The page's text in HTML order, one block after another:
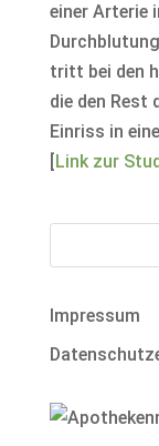
einer Arterie
tritt bei den
die den Rest
Einriss in
[Link zur
Impressum